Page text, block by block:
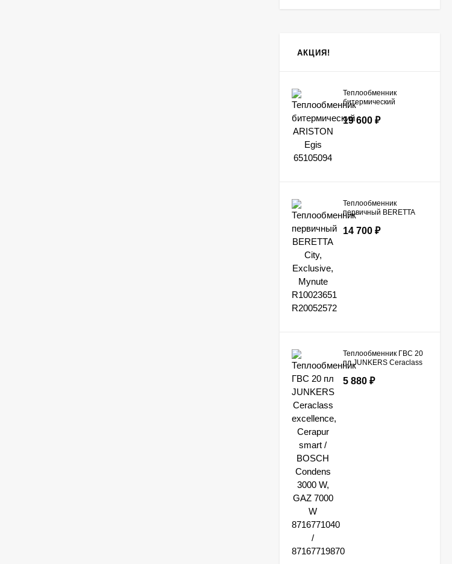
АКЦИЯ!
Теплообменник
битермический
65105094
19 600 ₽
Теплообменник
первичный BERETTA
R10023651 R20052572
14 700 ₽
Теплообменник ГВС 20
пл JUNKERS Ceraclass
smart / BOSCH Condens
5 880 ₽